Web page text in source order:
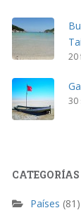
20
30
CATEGORÍAS
Países (81)